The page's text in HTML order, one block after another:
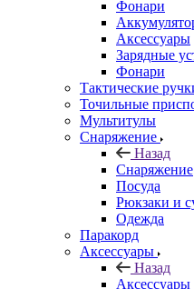
Фонари
Аксессуары
Зарядные
Фонари
Тактические
Точильные
Мультитулы
Снаряжение
Назад
Снаряжение
Посуда
Рюкзаки и
Одежда
Паракорд
Аксессуары
Назад
Аксессуары